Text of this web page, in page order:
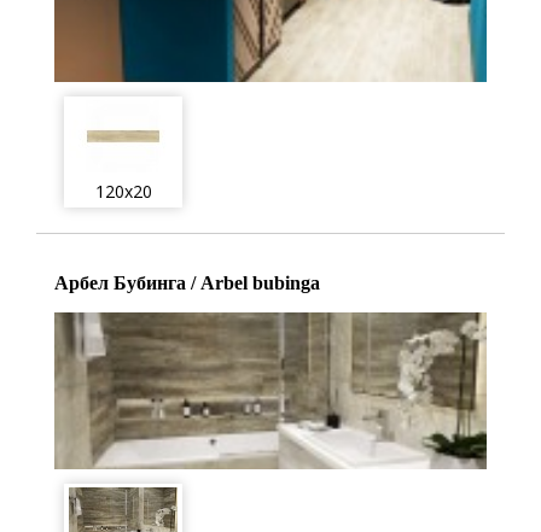
120x20
Арбел Бубинга / Arbel bubinga